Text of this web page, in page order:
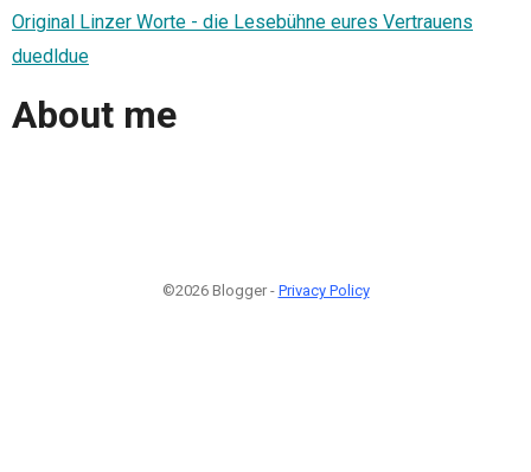
Original Linzer Worte - die Lesebühne eures Vertrauens
duedldue
About me
©2026 Blogger - Privacy Policy